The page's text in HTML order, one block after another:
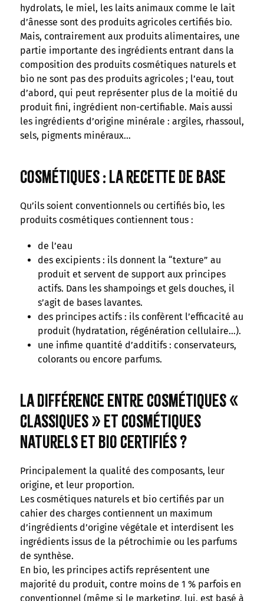
hydrolats, le miel, les laits animaux comme le lait
d’ânesse sont des produits agricoles certifiés bio.
Mais, contrairement aux produits alimentaires, une
partie importante des ingrédients entrant dans la
composition des produits cosmétiques naturels et
bio ne sont pas des produits agricoles ; l’eau, tout
d’abord, qui peut représenter plus de la moitié du
produit fini, ingrédient non-certifiable. Mais aussi
les ingrédients d’origine minérale : argiles, rhassoul,
sels, pigments minéraux…
Cosmétiques : la recette de base
Qu’ils soient conventionnels ou certifiés bio, les
produits cosmétiques contiennent tous :
de l’eau
des excipients : ils donnent la “texture” au
produit et servent de support aux principes
actifs. Dans les shampoings et gels douches, il
s’agit de bases lavantes.
des principes actifs : ils confèrent l’efficacité au
produit (hydratation, régénération cellulaire…).
une infime quantité d’additifs : conservateurs,
colorants ou encore parfums.
La différence entre cosmétiques «
classiques » et cosmétiques
naturels et bio certifiés ?
Principalement la qualité des composants, leur
origine, et leur proportion.
Les cosmétiques naturels et bio certifiés par un
cahier des charges contiennent un maximum
d’ingrédients d’origine végétale et interdisent les
ingrédients issus de la pétrochimie ou les parfums
de synthèse.
En bio, les principes actifs représentent une
majorité du produit, contre moins de 1 % parfois en
conventionnel (même si le marketing, lui, est basé à